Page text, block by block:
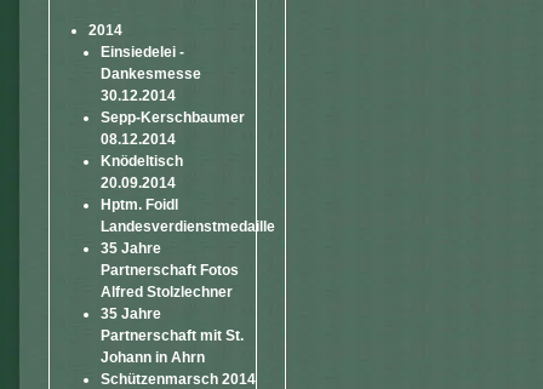
2014
Einsiedelei -
Dankesmesse
30.12.2014
Sepp-Kerschbaumer
08.12.2014
Knödeltisch
20.09.2014
Hptm. Foidl
Landesverdienstmedaille
35 Jahre
Partnerschaft Fotos
Alfred Stolzlechner
35 Jahre
Partnerschaft mit St.
Johann in Ahrn
Schützenmarsch 2014